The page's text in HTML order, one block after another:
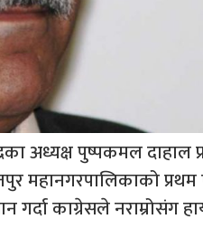
अध्यक्ष पुष्पकमल
महानगरपालिकाको
काग्रेसले नराम्रोसंग